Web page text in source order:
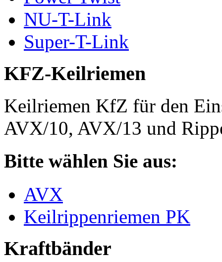
NU-T-Link
Super-T-Link
KFZ-Keilriemen
Keilriemen KfZ für den
AVX/10, AVX/13 und
Bitte wählen Sie aus:
AVX
Keilrippenriemen PK
Kraftbänder